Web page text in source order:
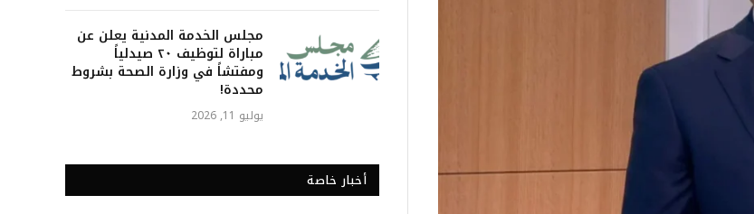
مجلس الخدمة المدنية يعلن عن
مباراة لتوظيف ٢٠ صيدلياً
ومفتشاً في وزارة الصحة بشروط
محددة!
يوليو 11, 2026
أخبار خاصة